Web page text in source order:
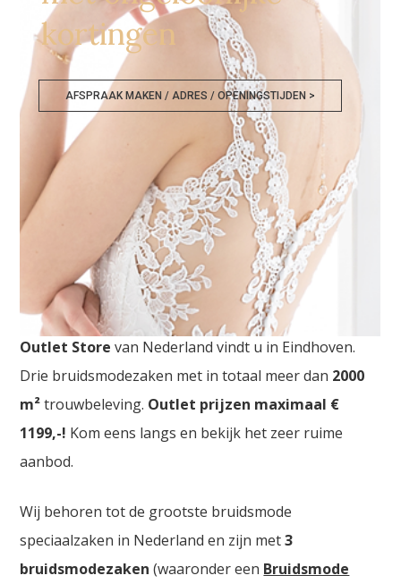
kortingen
AFSPRAAK MAKEN / ADRES / OPENINGSTIJDEN >
Bruidsjurken Namen
Bruidsjurken Namen. Degrootste Bruidsmode
Outlet Store van Nederland vindt u in Eindhoven.
Drie bruidsmodezaken met in totaal meer dan 2000
m²trouwbeleving. Outlet prijzen maximaal €
1199,-! Kom eens langs en bekijk het zeer ruime
aanbod.
Wij behoren tot de grootste bruidsmode
speciaalzaken in Nederland en zijn met3
bruidsmodezaken (waaronder een Bruidsmode